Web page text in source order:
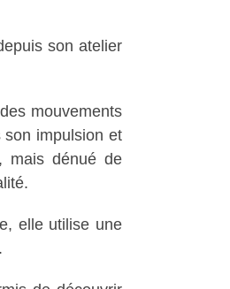
son atelier
mouvements
impulsion et
mais dénué de
elle utilise une